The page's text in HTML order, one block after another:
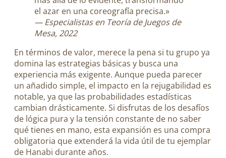
el azar en una coreografía precisa.»
— Especialistas en Teoría de Juegos de
Mesa, 2022
En términos de valor, merece la pena si tu grupo ya
domina las estrategias básicas y busca una
experiencia más exigente. Aunque pueda parecer
un añadido simple, el impacto en la rejugabilidad es
notable, ya que las probabilidades estadísticas
cambian drásticamente. Si disfrutas de los desafíos
de lógica pura y la tensión constante de no saber
qué tienes en mano, esta expansión es una compra
obligatoria que extenderá la vida útil de tu ejemplar
de Hanabi durante años.